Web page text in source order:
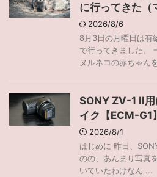
に行ってきた（
2026/8/6
8月3日の月曜日は有
で行ってきました。
ヌルネコの赤ちゃん
SONY ZV-1 II
イク【ECM-G1
2026/8/1
はじめに 昨日、
のの、あんまり写真
いていたわけなん ...